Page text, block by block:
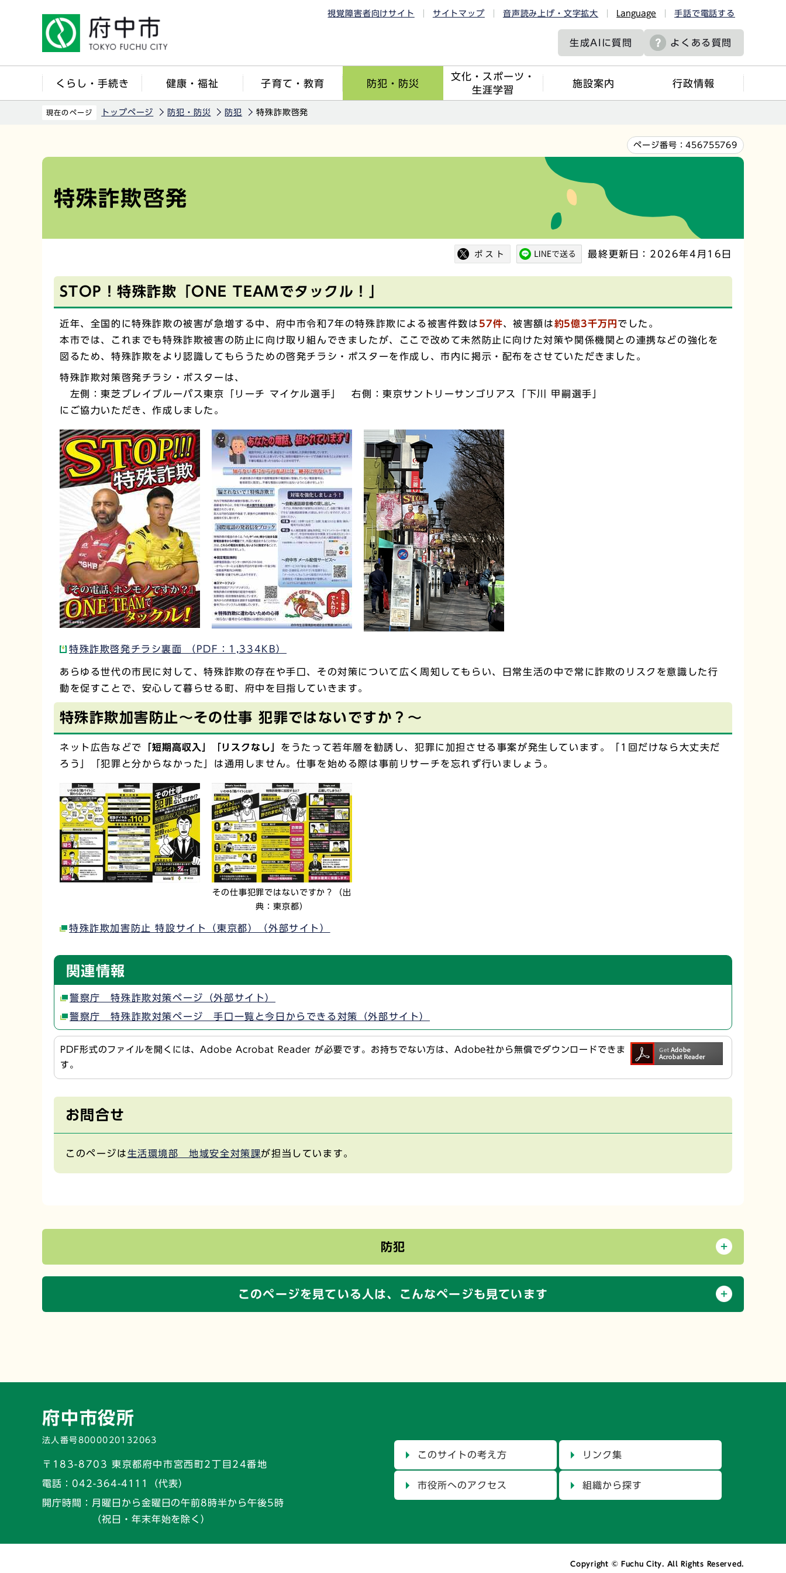
視覚障害者向けサイト サイトマップ 音声読み上げ・文字拡大 Language 手話で電話する
生成AIに質問 よくある質問
くらし・手続き 健康・福祉 子育て・教育 防犯・防災
文化・スポーツ・
生涯学習
施設案内 行政情報
現在のページ トップページ 防犯・防災 防犯 特殊詐欺啓発
ページ番号：456755769
特殊詐欺啓発
最終更新日：2026年4月16日
STOP！特殊詐欺「ONE TEAMでタックル！」
近年、全国的に特殊詐欺の被害が急増する中、府中市令和7年の特殊詐欺による被害件数は 57件、被害額は約5億3千万円 でした。
本市では、これまでも特殊詐欺被害の防止に向け取り組んできましたが、ここで改めて未然防止に向けた対策や関係機関との連携などの強化を
図るため、特殊詐欺をより認識してもらうための啓発チラシ・ポスターを作成し、市内に掲示・配布をさせていただきました。
特殊詐欺対策啓発チラシ・ポスターは、
左側：東芝ブレイブルーパス東京「リーチ マイケル選手」 右側：東京サントリーサンゴリアス「下川 甲嗣選手」
にご協力いただき、作成しました。
特殊詐欺啓発チラシ裏面 （PDF：1,334KB）
あらゆる世代の市民に対して、特殊詐欺の存在や手口、その対策について広く周知してもらい、日常生活の中で常に詐欺のリスクを意識した行
動を促すことで、安心して暮らせる町、府中を目指していきます。
特殊詐欺加害防止～その仕事 犯罪ではないですか？～
ネット広告などで 「短期高収入」「リスクなし」 をうたって若年層を勧誘し、犯罪に加担させる事案が発生しています。「1回だけなら大丈夫だ
ろう」「犯罪と分からなかった」は通用しません。仕事を始める際は事前リサーチを忘れず行いましょう。
その仕事犯罪ではないですか？（出
典：東京都）
特殊詐欺加害防止 特設サイト（東京都）（外部サイト）
関連情報
警察庁 特殊詐欺対策ページ（外部サイト）
警察庁 特殊詐欺対策ページ 手口一覧と今日からできる対策（外部サイト）
PDF形式のファイルを開くには、Adobe Acrobat Reader が必要です。お持ちでない方は、Adobe社から無償でダウンロードできま
す。
お問合せ
このページは生活環境部 地域安全対策課が担当しています。
防犯
このページを見ている人は、 こんなページも見ています
府中市役所
法人番号8000020132063
〒183-8703 東京都府中市宮西町2丁目24番地
電話： 042-364-4111（代表）
開庁時間：
月曜日から金曜日の午前8時半から午後5時
（祝日・年末年始を除く）
このサイトの考え方 リンク集
市役所へのアクセス 組織から探す
Copyright © Fuchu City. All Rights Reserved.